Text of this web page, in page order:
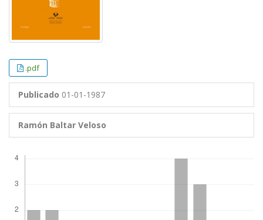
.pdf
Publicado 01-01-1987
Ramón Baltar Veloso